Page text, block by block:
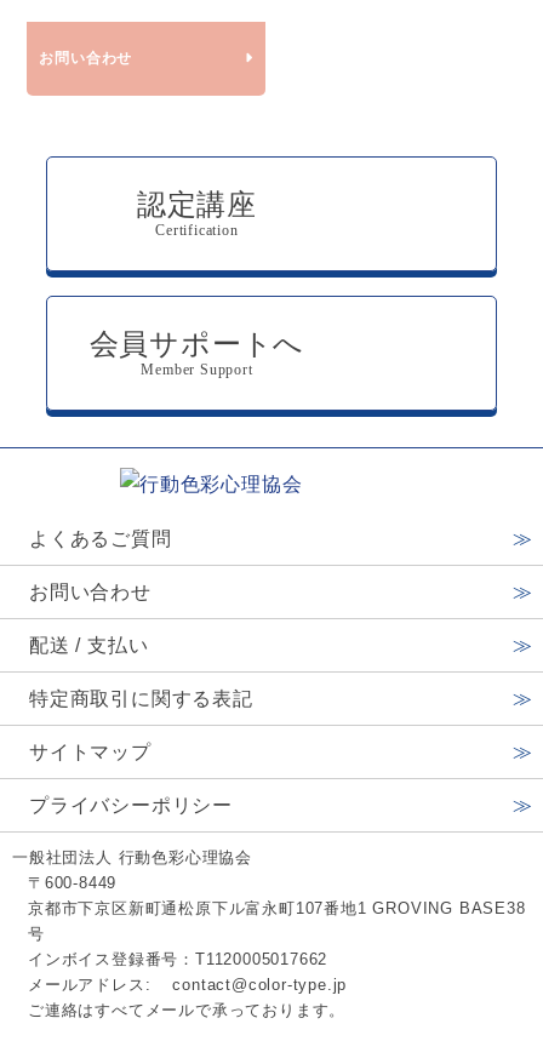
お問い合わせ
認定講座
Certification
会員サポートへ
Member Support
よくあるご質問
お問い合わせ
配送 / 支払い
特定商取引に関する表記
サイトマップ
プライバシーポリシー
一般社団法人 行動色彩心理協会
〒600-8449
京都市下京区新町通松原下ル富永町107番地1 GROVING BASE38
号
インボイス登録番号：T1120005017662
メールアドレス:
contact@color-type.jp
ご連絡はすべてメールで承っております。